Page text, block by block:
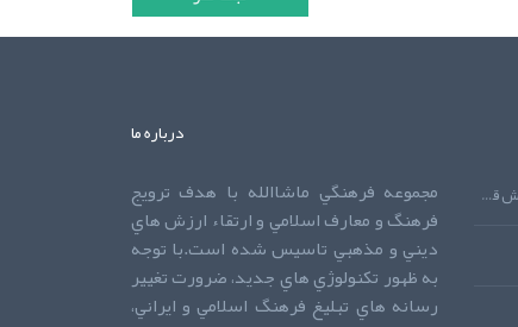
درباره ما
مجموعه فرهنگي ماشاالله با هدف ترويج
فرهنگ و معارف اسلامي و ارتقاء ارزش هاي
ديني و مذهبي تاسيس شده است.با توجه
به ظهور تکنولوژي هاي جديد، ضرورت تغيير
رسانه هاي تبليغ فرهنگ اسلامي و ايراني،
دعايي که اجابتش قطعي است!دعايي که اجابتش قطعي است!دعايي که اجابتش قطعي است!